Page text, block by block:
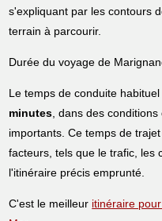
s'expliquant par les contours
terrain à parcourir.
Durée du voyage de
Le temps de conduite
minutes, dans des
importants. Ce temps de
facteurs, tels que le trafic, les
l'itinéraire précis emprunté.
C'est le meilleur itinéraire